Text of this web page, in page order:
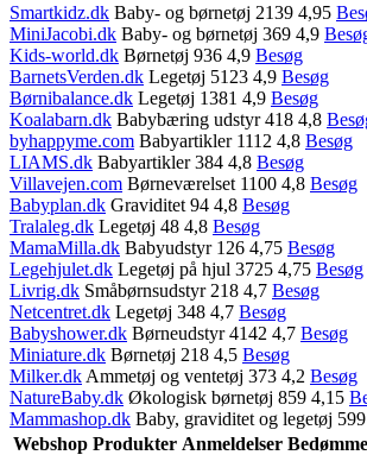
Smartkidz.dk Baby- og børnetøj 2139 4,95
MiniJacobi.dk Baby- og børnetøj 369 4,9
Kids-world.dk Børnetøj 936 4,9 Besøg
BarnetsVerden.dk Legetøj 5123 4,9 Besøg
Børnibalance.dk Legetøj 1381 4,9 Besøg
Koalabarn.dk Babybæring udstyr 418 4,8
byhappyme.com Babyartikler 1112 4,8 Besøg
LIAMS.dk Babyartikler 384 4,8 Besøg
Villavejen.com Børneværelset 1100 4,8 Besøg
Babyplan.dk Graviditet 94 4,8 Besøg
Tralaleg.dk Legetøj 48 4,8 Besøg
MamaMilla.dk Babyudstyr 126 4,75 Besøg
Legehjulet.dk Legetøj på hjul 3725 4,75 Besøg
Livrig.dk Småbørnsudstyr 218 4,7 Besøg
Netcentret.dk Legetøj 348 4,7 Besøg
Babyshower.dk Børneudstyr 4142 4,7 Besøg
Miniature.dk Børnetøj 218 4,5 Besøg
Milker.dk Ammetøj og ventetøj 373 4,2 Besøg
NatureBaby.dk Økologisk børnetøj 859 4,15
Mammashop.dk Baby, graviditet og legetøj 599
Webshop Produkter Anmeldelser